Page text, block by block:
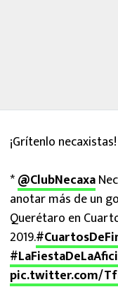
¡Grítenlo
*@ClubNecaxa
anotar más de un
Querétaro en
2019.
pic.twitter.com/